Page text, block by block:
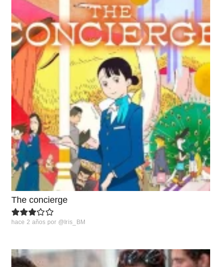
The concierge
hace 2 años por @Iris_BM